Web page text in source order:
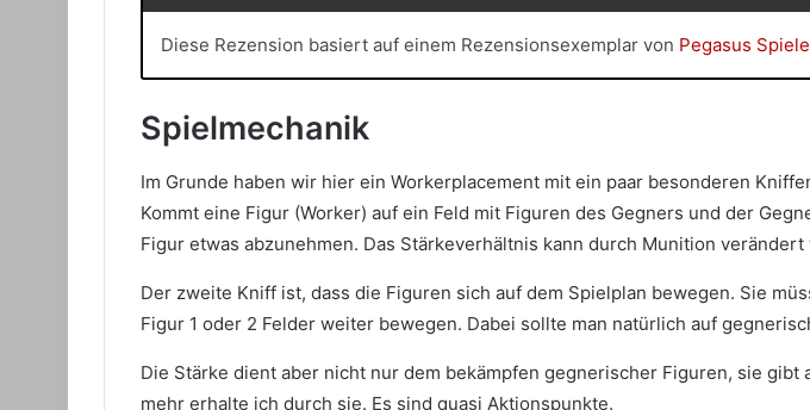
Diese Rezension basiert auf einem Rezensionsexemplar von Pegasus Spiele
Spielmechanik
Im Grunde haben wir hier ein Workerplacement mit ein paar besonderen
Kommt eine Figur (Worker) auf ein Feld mit Figuren des Gegners und der
Figur etwas abzunehmen. Das Stärkeverhältnis kann durch Munition
Der zweite Kniff ist, dass die Figuren sich auf dem Spielplan bewegen. Sie
Figur 1 oder 2 Felder weiter bewegen. Dabei sollte man natürlich auf
Die Stärke dient aber nicht nur dem bekämpfen gegnerischer Figuren, sie
mehr erhalte ich durch sie. Es sind quasi Aktionspunkte.